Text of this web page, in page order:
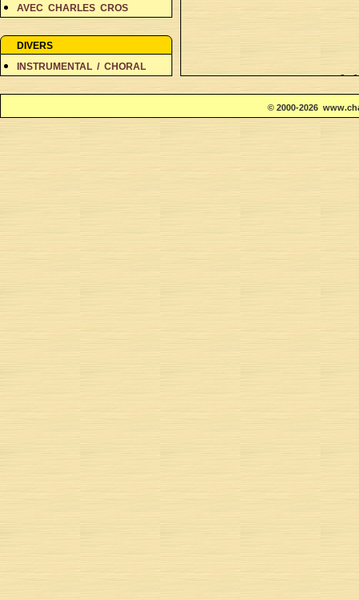
AVEC CHARLES CROS
COIN DES POÈTES E-L
COIN DES POÈTES M-V
DIVERS
INSTRUMENTAL / CHORAL
Il
Le
© 2000-2026